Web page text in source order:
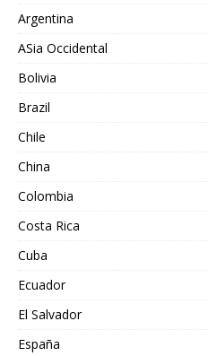
Argentina
ASia Occidental
Bolivia
Brazil
Chile
China
Colombia
Costa Rica
Cuba
Ecuador
El Salvador
España